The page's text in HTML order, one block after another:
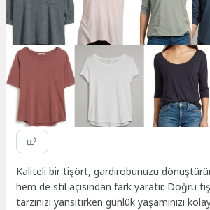
Kaliteli bir tişört, gardırobunuzu
hem de stil açısından fark yaratır. Doğru
tarzınızı yansıtırken günlük yaşamınızı